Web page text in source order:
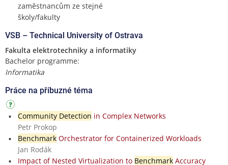
zaměstnancům ze stejné
školy/fakulty
VSB – Technical University of Ostrava
Fakulta elektrotechniky a informatiky
Bachelor programme:
Informatika
Práce na příbuzné téma
Community Detection in Complex Networks
Petr Prokop
BenchmarkOrchestrator for Containerized Workloads
Jan Rodák
Impact of Nested Virtualization to BenchmarkAccuracy